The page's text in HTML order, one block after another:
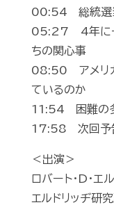
00:54 総統選
05:27 4年に一
ちの関心事
08:50 アメリカ
ているのか
11:54 困難の
17:58 次回予
＜出演＞
ロバート・D・
エルドリッヂ研究